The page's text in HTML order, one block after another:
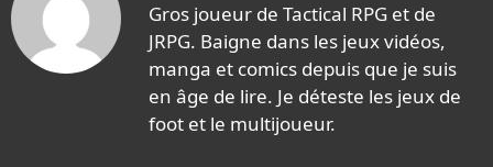
Gros joueur de Tactical RPG et de
JRPG. Baigne dans les jeux vidéos,
manga et comics depuis que je suis
en âge de lire. Je déteste les jeux de
foot et le multijoueur.